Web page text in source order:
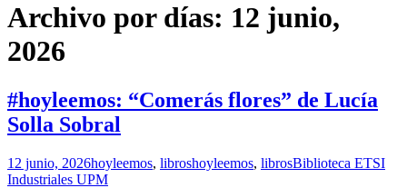
Archivo por días: 12 junio,
2026
#hoyleemos: “Comerás flores” de Lucía
Solla Sobral
12 junio, 2026hoyleemos, libroshoyleemos, librosBiblioteca ETSI
Industriales UPM